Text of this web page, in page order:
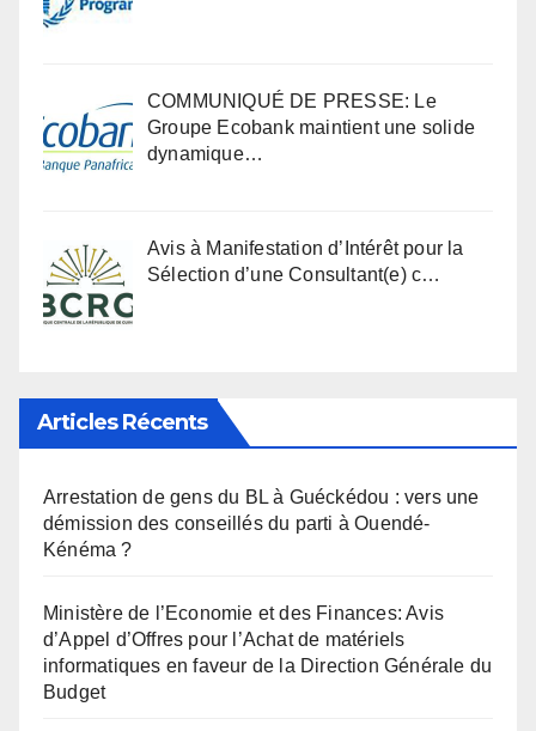
COMMUNIQUÉ DE PRESSE: Le
Groupe Ecobank maintient une solide
dynamique…
Avis à Manifestation d’Intérêt pour la
Sélection d’une Consultant(e) c…
Articles Récents
Arrestation de gens du BL à Guéckédou : vers une
démission des conseillés du parti à Ouendé-
Kénéma ?
Ministère de l’Economie et des Finances: Avis
d’Appel d’Offres pour l’Achat de matériels
informatiques en faveur de la Direction Générale du
Budget